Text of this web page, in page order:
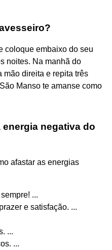
coloque embaixo do seu
noites. Na manhã do
mão direita e repita três
Manso te amanse como
energia negativa do
afastar as energias
...
e satisfação. ...
...
...